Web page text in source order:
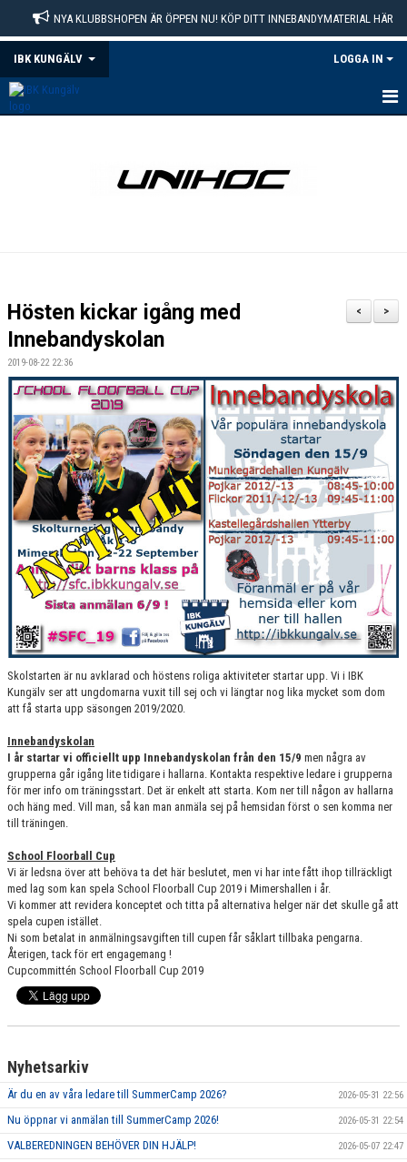
NYA KLUBBSHOPEN ÄR ÖPPEN NU! KÖP DITT INNEBANDYMATERIAL HÄR
IBK KUNGÄLV LOGGA IN
OM KLUBBEN
KONTAKT
>
<
Hösten kickar igång med
Innebandyskolan
2019-08-22 22:36
Skolstarten är nu avklarad och höstens roliga aktiviteter startar upp. Vi i IBK
Kungälv ser att ungdomarna vuxit till sej och vi längtar nog lika mycket som dom
att få starta upp säsongen 2019/2020.
Innebandyskolan
I år startar vi officiellt upp Innebandyskolan från den 15/9 men några av
grupperna går igång lite tidigare i hallarna. Kontakta respektive ledare i grupperna
för mer info om träningsstart. Det är enkelt att starta. Kom ner till någon av hallarna
och häng med. Vill man, så kan man anmäla sej på hemsidan först o sen komma ner
till träningen.
School Floorball Cup
Vi är ledsna över att behöva ta det här beslutet, men vi har inte fått ihop tillräckligt
med lag som kan spela School Floorball Cup 2019 i Mimershallen i år.
Vi kommer att revidera konceptet och titta på alternativa helger när det skulle gå att
spela cupen istället.
Ni som betalat in anmälningsavgiften till cupen får såklart tillbaka pengarna.
Återigen, tack för ert engagemang !
Cupcommittén School Floorball Cup 2019
Nyhetsarkiv
Är du en av våra ledare till SummerCamp 2026? 2026-05-31 22:56
Nu öppnar vi anmälan till SummerCamp 2026! 2026-05-31 22:54
VALBEREDNINGEN BEHÖVER DIN HJÄLP! 2026-05-07 22:47